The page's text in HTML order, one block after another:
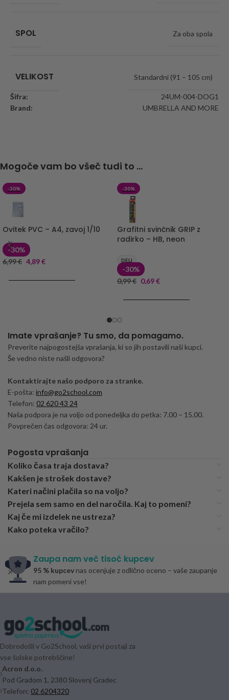
SPOL Za oba spola
VELIKOST Standardni (91 – 105 cm)
Šifra:
24UM-004-DOG1
Brand:
UMBRELLA AND MORE
Mogoče vam bo všeč tudi to ...
-30%
Ovitek PVC – A4, zavoj 1/10
-30%
6,99€ 4,89€
-30%
Grafitni svinčnik GRIP z
radirko – HB, neon
DELI
-30%
0,99€ 0,69€
Imate vprašanje? Tu smo, da pomagamo.
Preverite najpogostejša vprašanja, ki so jih postavili naši kupci.
Še vedno niste našli odgovora?
Kontaktirajte našo podporo za stranke.
E-pošta: info@go2school.com
Telefon: 02 620 43 24
Naša podpora je na voljo od ponedeljka do petka: 7.00 – 15.00.
Povprečen čas odgovora: 24 ur.
Pogosta vprašanja
Koliko časa traja dostava?
Kakšen je strošek dostave?
Kateri načini plačila so na voljo?
Prejela sem samo en del naročila. Kaj to pomeni?
Kaj če mi izdelek ne ustreza?
Kako poteka vračilo?
Zaupa nam več tisoč kupcev
95 % kupcev nas ocenjuje z odlično oceno – vaše zaupanje
nam pomeni vse!
Dobrodošli v Go2School, vaši prvi postaji za
vse šolske potrebščine!
Acron d.o.o.
Pod Gradom 1, 2380 Slovenj Gradec
Telefon: 02 6204320